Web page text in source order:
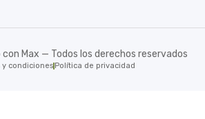
con Max — Todos los derechos reservados
y condiciones Política de privacidad